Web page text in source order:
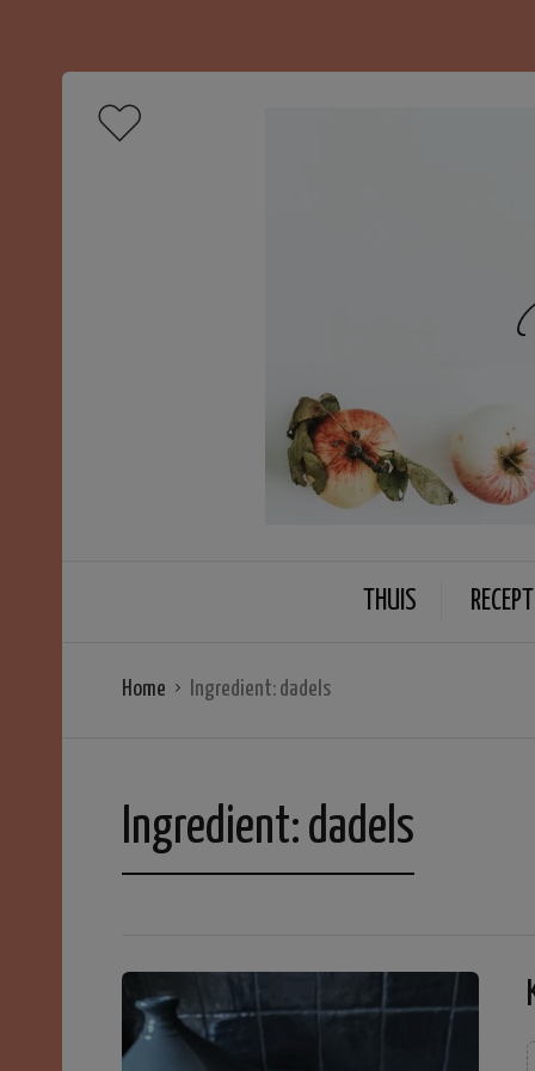
THUIS
Home Ingredient: dadels
Ingredient: dadels